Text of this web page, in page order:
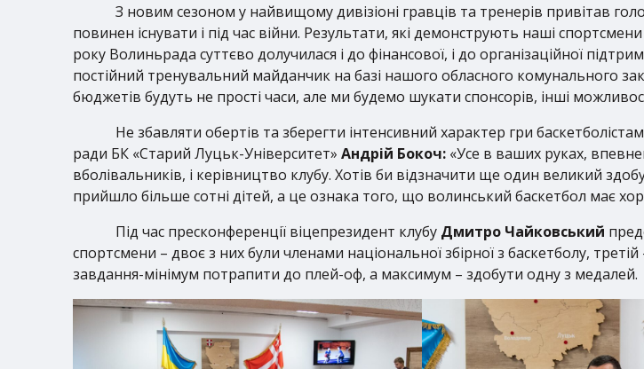
З новим сезоном у найвищому дивізіоні гравців та тренерів привітав
повинен існувати і під час війни. Результати, які демонструють наші
року Волиньрада суттєво долучилася і до фінансової, і до організаційної
постійний тренувальний майданчик на базі нашого обласного комунального
бюджетів будуть не прості часи, але ми будемо шукати спонсорів, інші
Не збавляти обертів та зберегти інтенсивний характер гри
ради БК «Старий Луцьк-Університет» Андрій Бокоч: «Усе в ваших руках,
вболівальників, і керівництво клубу. Хотів би відзначити ще один великий
прийшло більше сотні дітей, а це ознака того, що волинський баскетбол має
Під час пресконференції віцепрезидент клубу Дмитро Чайковський
спортсмени – двоє з них були членами національної збірної з баскетболу,
завдання-мінімум потрапити до плей-оф, а максимум – здобути одну з медалей.